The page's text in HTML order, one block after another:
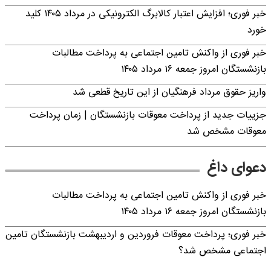
خبر فوری؛ افزایش اعتبار کالابرگ الکترونیکی در مرداد ۱۴۰۵ کلید
خورد
خبر فوری از واکنش تامین اجتماعی به پرداخت مطالبات
بازنشستگان امروز جمعه ۱۶ مرداد ۱۴۰۵
واریز حقوق مرداد فرهنگیان از این تاریخ قطعی شد
جزییات جدید از پرداخت معوقات بازنشستگان | زمان پرداخت
معوقات مشخص شد
دعوای داغ
خبر فوری از واکنش تامین اجتماعی به پرداخت مطالبات
بازنشستگان امروز جمعه ۱۶ مرداد ۱۴۰۵
خبر فوری؛ پرداخت معوقات فروردین و اردیبهشت بازنشستگان تامین
اجتماعی مشخص شد؟